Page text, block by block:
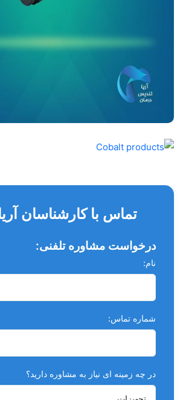
تماس با کارشناسان
درخواست مشاوره تلفنی:
نام:
شماره تماس:
در چه زمینه ای نیاز به مشاوره دارید؟